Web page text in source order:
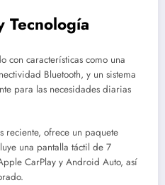
Tecnología
con características como una
Bluetooth, y un sistema
para las necesidades diarias
reciente, ofrece un paquete
una pantalla táctil de 7
CarPlay y Android Auto, así